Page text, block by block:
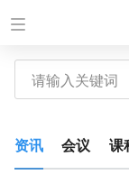
资讯 会议 课